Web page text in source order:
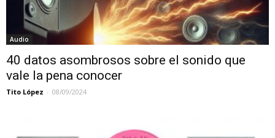
Audio
40 datos asombrosos sobre el sonido que
vale la pena conocer
Tito López - 08/09/2024